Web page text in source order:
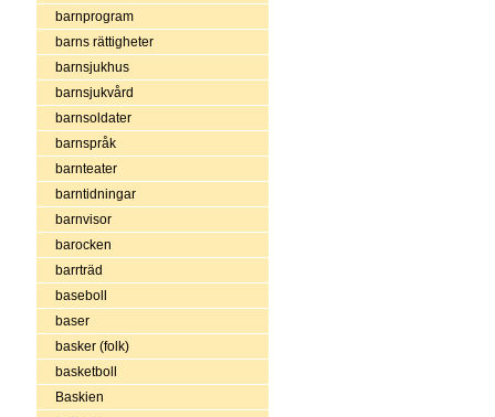
barnprogram
barns rättigheter
barnsjukhus
barnsjukvård
barnsoldater
barnspråk
barnteater
barntidningar
barnvisor
barocken
barrträd
baseboll
baser
basker (folk)
basketboll
Baskien